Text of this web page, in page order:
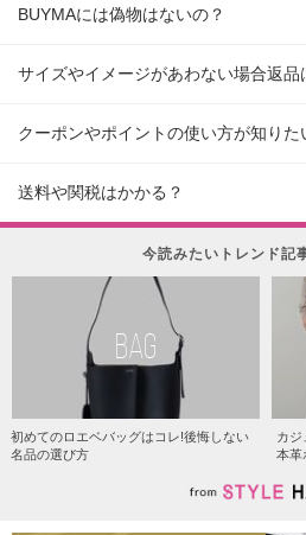
BUYMAには偽物はないの？
サイズやイメージがあわない場合返品
クーポンやポイントの使い方が知りた
送料や関税はかかる？
今読みたいトレンド記
BAG
初めてのロエベバッグはコレ!後悔しない
名品の選び方
カジ
本革